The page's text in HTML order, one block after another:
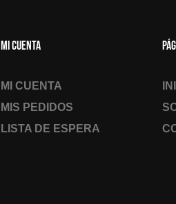
Mi cuenta
MI CUENTA
MIS PEDIDOS
LISTA DE ESPERA